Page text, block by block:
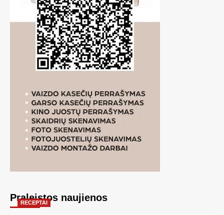
Praleistos naujienos
RECEPTAI